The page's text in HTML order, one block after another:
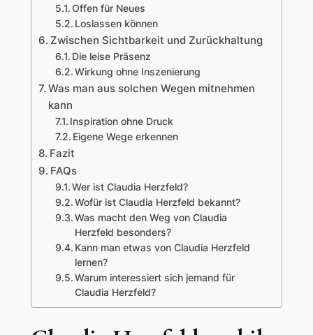
Offen für Neues
Loslassen können
Zwischen Sichtbarkeit und Zurückhaltung
Die leise Präsenz
Wirkung ohne Inszenierung
Was man aus solchen Wegen mitnehmen
kann
Inspiration ohne Druck
Eigene Wege erkennen
Fazit
FAQs
Wer ist Claudia Herzfeld?
Wofür ist Claudia Herzfeld bekannt?
Was macht den Weg von Claudia
Herzfeld besonders?
Kann man etwas von Claudia Herzfeld
lernen?
Warum interessiert sich jemand für
Claudia Herzfeld?